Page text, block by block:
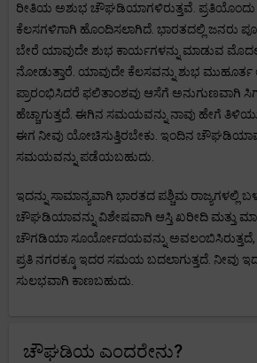
ರೀತಿಯ ಅಶುಭ ಚೌಘಡಿಯಾಗಳಿರುತ್ತವೆ.
ಕೆಲಸಗಳಿಗಾಗಿ ಹೊಂದಿಸಲಾಗಿದೆ. ಭಾರತದಲ್ಲಿ ಜನರು
ಬೇರೆ ಯಾವುದೇ ಶುಭ ಕಾರ್ಯಗಳನ್ನು ಮಾಡುವ
ನೋಡುತ್ತಾರೆ. ಯಾವುದೇ ಕೆಲಸವನ್ನು ಶುಭ
ಪ್ರಾರಂಭಿಸಿದರೆ ಫಲಿತಾಂಶವು ಆಸೆಗೆ ಅನುಗುಣವಾಗಿ
ಹೆಚ್ಚಾಗುತ್ತದೆ. ಈಗಿನ ಸಮಯವನ್ನು ನಾವು ಹೇಗೆ
ಈಗ ನೀವು ಯೋಚಿಸುತ್ತಿರಬೇಕು. ಇಂದಿನ
ಸಮಯವನ್ನು ಪಡೆಯಬಹುದು.
ಇದನ್ನು ಸಾಮಾನ್ಯವಾಗಿ ಭಾರತದ ಪಶ್ಚಿಮ ರಾಜ್ಯಗಳಲ್ಲಿ
ಚೌಘಡಿಯಾವನ್ನು ವಿಶೇಷವಾಗಿ ಆಸ್ತಿ ಖರೀದಿ ಮತ್ತು
ಚೌಗಡಿಯಾ ಸೂರ್ಯೋದಯವನ್ನು ಅವಲಂಬಿಸಿರುತ್ತದೆ,
ಪ್ರತಿ ನಗರಕ್ಕೂ ಇದರ ಸಮಯ ಬದಲಾಗುತ್ತದೆ. ನೀವು
ಸುಲಭವಾಗಿ ಕಾಣಬಹುದು.
ಚೌಘಡಿಯ ಎಂದರೇನು?